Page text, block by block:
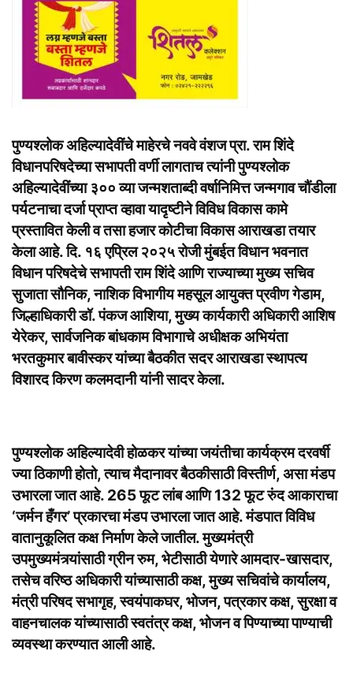
पुण्यश्लोक अहिल्यादेवींचे माहेरचे नववे वंशज प्रा. राम शिंदे
विधानपरिषदेच्या सभापती वर्णी लागताच त्यांनी पुण्यश्लोक
अहिल्यादेवींच्या ३०० व्या जन्मशताब्दी वर्षानिमित्त जन्मगाव चौंडीला
पर्यटनाचा दर्जा प्राप्त व्हावा यादृष्टीने विविध विकास कामे
प्रस्तावित केली व तसा हजार कोटीचा विकास आराखडा तयार
केला आहे. दि. १६ एप्रिल २०२५ रोजी मुंबईत विधान भवनात
विधान परिषदेचे सभापती राम शिंदे आणि राज्याच्या मुख्य सचिव
सुजाता सौनिक, नाशिक विभागीय महसूल आयुक्त प्रवीण गेडाम,
जिल्हाधिकारी डॉ. पंकज आशिया, मुख्य कार्यकारी अधिकारी आशिष
येरेकर, सार्वजनिक बांधकाम विभागाचे अधीक्षक अभियंता
भरतकुमार बावीस्कर यांच्या बैठकीत सदर आराखडा स्थापत्य
विशारद किरण कलमदानी यांनी सादर केला.
पुण्यश्लोक अहिल्यादेवी होळकर यांच्या जयंतीचा कार्यक्रम दरवर्षी
ज्या ठिकाणी होतो, त्याच मैदानावर बैठकीसाठी विस्तीर्ण, असा मंडप
उभारला जात आहे. 265 फूट लांब आणि 132 फूट रुंद आकाराचा
‘जर्मन हँगर’ प्रकारचा मंडप उभारला जात आहे. मंडपात विविध
वातानुकूलित कक्ष निर्माण केले जातील. मुख्यमंत्री
उपमुख्यमंत्र्यांसाठी ग्रीन रुम, भेटीसाठी येणारे आमदार-खासदार,
तसेच वरिष्ठ अधिकारी यांच्यासाठी कक्ष, मुख्य सचिवांचे कार्यालय,
मंत्री परिषद सभागृह, स्वयंपाकघर, भोजन, पत्रकार कक्ष, सुरक्षा व
वाहनचालक यांच्यासाठी स्वतंत्र कक्ष, भोजन व पिण्याच्या पाण्याची
व्यवस्था करण्यात आली आहे.